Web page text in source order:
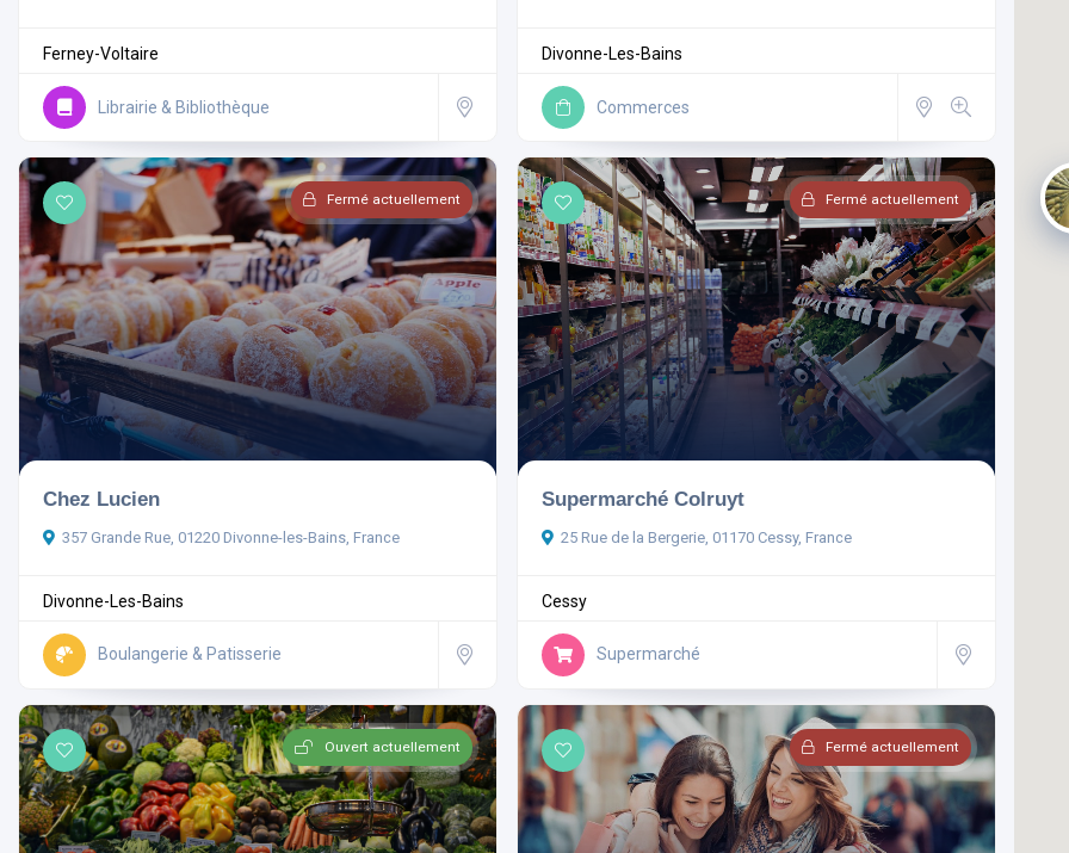
Ferney-Voltaire
Librairie & Bibliothèque
Divonne-Les-Bains
Commerces
Fermé actuellement
Chez Lucien
357 Grande Rue, 01220 Divonne-les-Bains, France
Divonne-Les-Bains
Boulangerie & Patisserie
Fermé actuellement
Supermarché Colruyt
25 Rue de la Bergerie, 01170 Cessy, France
Cessy
Supermarché
Ouvert actuellement Fermé actuellement